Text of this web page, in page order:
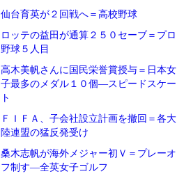
仙台育英が２回戦へ＝高校野球
ロッテの益田が通算２５０セーブ＝プロ
野球５人目
高木美帆さんに国民栄誉賞授与＝日本女
子最多のメダル１０個―スピードスケー
ト
ＦＩＦＡ、子会社設立計画を撤回＝各大
陸連盟の猛反発受け
桑木志帆が海外メジャー初Ｖ＝プレーオ
フ制す―全英女子ゴルフ